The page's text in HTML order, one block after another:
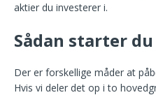
aktier du investerer i.
Sådan starter du
Der er forskellige måder at
Hvis vi deler det op i to